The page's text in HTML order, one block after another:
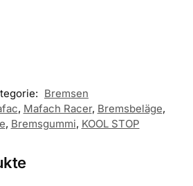
Bremsen
, Mafach Racer, Bremsbeläge,
, Bremsgummi, KOOL STOP